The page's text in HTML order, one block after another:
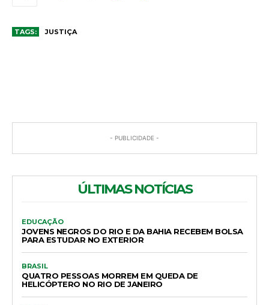
TAGS: JUSTIÇA
- PUBLICIDADE -
ÚLTIMAS NOTÍCIAS
EDUCAÇÃO
JOVENS NEGROS DO RIO E DA BAHIA RECEBEM BOLSA
PARA ESTUDAR NO EXTERIOR
BRASIL
QUATRO PESSOAS MORREM EM QUEDA DE
HELICÓPTERO NO RIO DE JANEIRO